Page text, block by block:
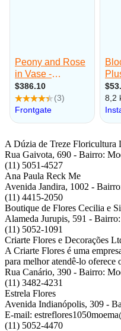
A Dúzia de Treze Floricultura
Rua Gaivota, 690 - Bairro:
(11) 5051-4527
Ana Paula Reck Me
Avenida Jandira, 1002 -
(11) 4415-2050
Boutique de Flores Cecilia e
Alameda Jurupis, 591 -
(11) 5052-1091
Criarte Flores e Decorações
A Criarte Flores é uma
para melhor atendê-lo oferece
Rua Canário, 390 - Bairro:
(11) 3482-4231
Estrela Flores
Avenida Indianópolis, 309 -
E-mail:
(11) 5052-4470